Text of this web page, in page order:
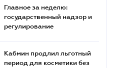
Главное за неделю:
государственный надзор и
регулирование
Кабмин продлил льготный
период для косметики без